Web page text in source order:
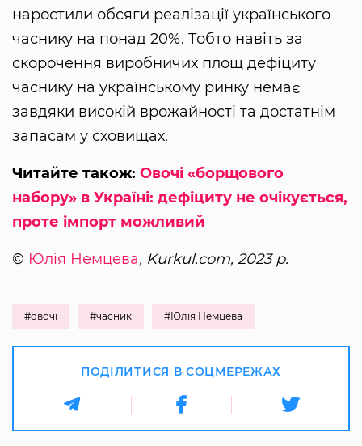
наростили обсяги реалізації українського
часнику на понад 20%. Тобто навіть за
скорочення виробничих площ дефіциту
часнику на українському ринку немає
завдяки високій врожайності та достатнім
запасам у сховищах.
Читайте також: Овочі «борщового
набору» в Україні: дефіциту не очікується,
проте імпорт можливий
© Юлія Немцева, Kurkul.com, 2023 р.
#овочі #часник #Юлія Немцева
ПОДІЛИТИСЯ В СОЦМЕРЕЖАХ